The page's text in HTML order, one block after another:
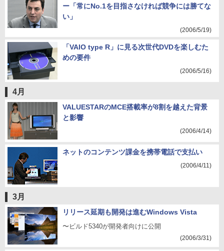
ー「常にNo.1を目指さなければ競争には勝てな
い」
(2006/5/19)
「VAIO type R」に見る次世代DVDを楽しむた
めの要件
(2006/5/16)
4月
VALUESTARのMCE搭載率が8割を越えた背景
と影響
(2006/4/14)
ネットのコンテンツ課金を携帯電話で支払い
(2006/4/11)
3月
リリース延期も開発は進むWindows Vista
〜ビルド5340が開発者向けに公開
(2006/3/31)